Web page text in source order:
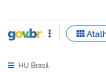
HU Brasil